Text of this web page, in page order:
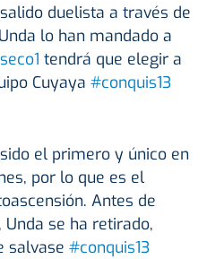
duelista a través de
lo han mandado a
tendrá que elegir a
Cuyaya #conquis13
el primero y único en
por lo que es el
Antes de
se ha retirado,
salvase #conquis13